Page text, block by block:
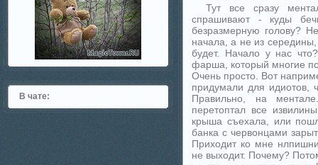
В чате:
Тут все сразу
спрашивают - куды
безразмерную голову?
начала, а не из середины,
будет. Начало у нас
фарша, который многие
Очень просто. Вот
придумали для идиотов,
Правильно, на
перетоптал все
крыша съехала, или
банка с червонцами
Приходит ко мне
не выходит. Почему?